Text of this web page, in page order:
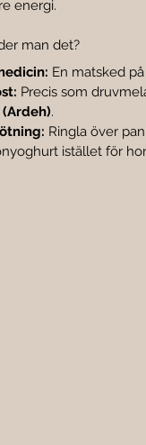
energi.
man det?
En matsked
Precis som
.
Ringla över
istället för